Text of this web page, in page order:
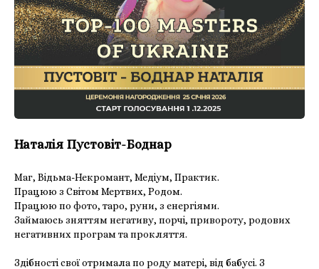
Наталія Пустовіт-Боднар
Маг, Відьма-Некромант, Медіум, Практик.
Працюю з Світом Мертвих, Родом.
Працюю по фото, таро, руни, з енергіями.
Займаюсь зняттям негативу, порчі, привороту, родових
негативних програм та прокляття.
Здібності свої отримала по роду матері, від бабусі. З